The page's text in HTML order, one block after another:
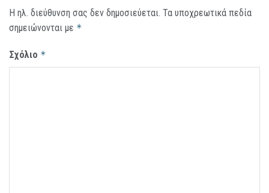
Η ηλ. διεύθυνση σας δεν δημοσιεύεται. Τα υποχρεωτικά πεδία
σημειώνονται με *
Σχόλιο *